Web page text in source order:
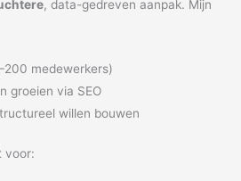
, data-gedreven aanpak. Mijn
medewerkers)
groeien via SEO
willen bouwen
voor: